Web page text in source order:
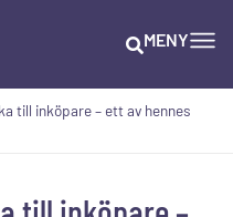
MENY
till inköpare – ett av hennes